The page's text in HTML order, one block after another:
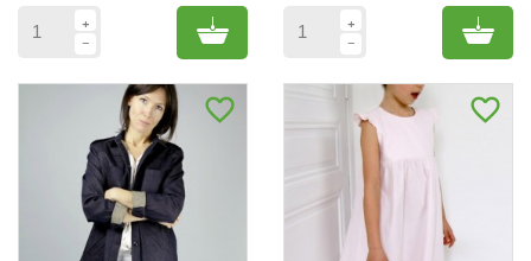
Add to cart Add
favorite_border favorite_border